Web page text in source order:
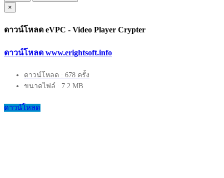
×
ดาวน์โหลด eVPC - Video Player Crypter
ดาวน์โหลด www.erightsoft.info
ดาวน์โหลด : 678 ครั้ง
ขนาดไฟล์ : 7.2 MB.
ดาวน์โหลด